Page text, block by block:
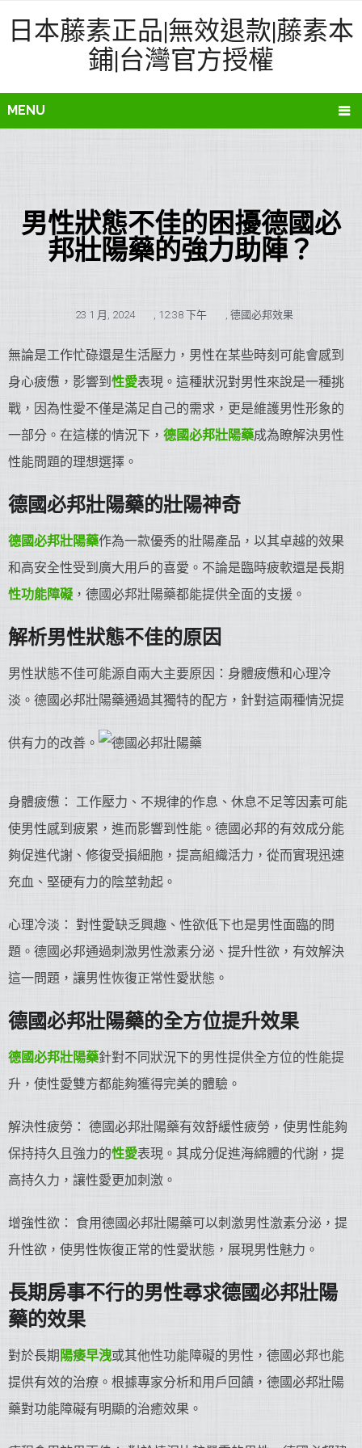
日本藤素正品|無效退款|藤素本
鋪|台灣官方授權
MENU
男性狀態不佳的困擾德國必
邦壯陽藥的強力助陣？
23 1 月, 2024 , 12:38 下午 , 德國必邦效果
無論是工作忙碌還是生活壓力，男性在某些時刻可能會感到
身心疲憊，影響到 性愛表現。這種狀況對男性來說是一種挑
戰，因為性愛不僅是滿足自己的需求，更是維護男性形象的
一部分。在這樣的情況下， 德國必邦壯陽藥成為瞭解決男性
性能問題的理想選擇。
德國必邦壯陽藥的壯陽神奇
德國必邦壯陽藥作為一款優秀的壯陽產品，以其卓越的效果
和高安全性受到廣大用戶的喜愛。不論是臨時疲軟還是長期
性功能障礙 ，德國必邦壯陽藥都能提供全面的支援。
解析男性狀態不佳的原因
男性狀態不佳可能源自兩大主要原因：身體疲憊和心理冷
淡。德國必邦壯陽藥通過其獨特的配方，針對這兩種情況提
供有力的改善。
身體疲憊： 工作壓力、不規律的作息、休息不足等因素可能
使男性感到疲累，進而影響到性能。德國必邦的有效成分能
夠促進代謝、修復受損細胞，提高組織活力，從而實現迅速
充血、堅硬有力的陰莖勃起。
心理冷淡： 對性愛缺乏興趣、性欲低下也是男性面臨的問
題。德國必邦通過刺激男性激素分泌、提升性欲，有效解決
這一問題，讓男性恢復正常性愛狀態。
德國必邦壯陽藥的全方位提升效果
德國必邦壯陽藥針對不同狀況下的男性提供全方位的性能提
升，使性愛雙方都能夠獲得完美的體驗。
解決性疲勞： 德國必邦壯陽藥有效舒緩性疲勞，使男性能夠
保持持久且強力的性愛表現。其成分促進海綿體的代謝，提
高持久力，讓性愛更加刺激。
增強性欲： 食用德國必邦壯陽藥可以刺激男性激素分泌，提
升性欲，使男性恢復正常的性愛狀態，展現男性魅力。
長期房事不行的男性尋求德國必邦壯陽
藥的效果
對於長期 陽痿早洩或其他性功能障礙的男性，德國必邦也能
提供有效的治療。根據專家分析和用戶回饋，德國必邦壯陽
藥對功能障礙有明顯的治癒效果。